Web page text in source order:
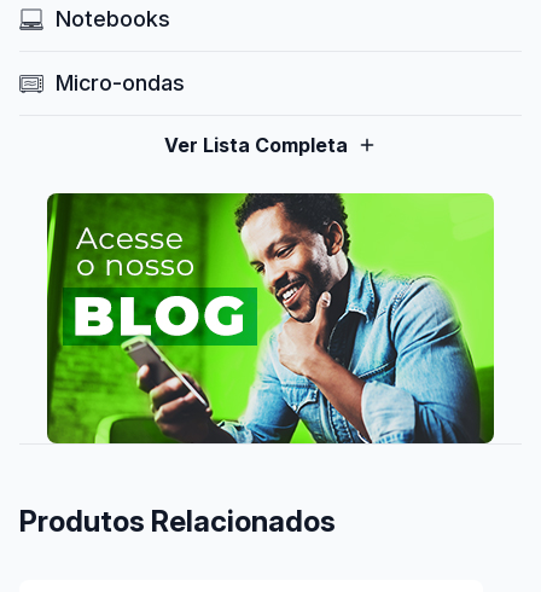
Notebooks
Micro-ondas
Ver Lista Completa
Produtos Relacionados